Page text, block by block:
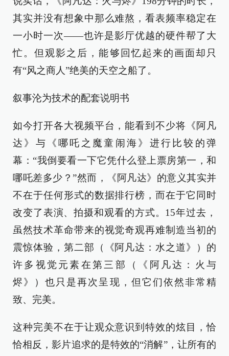
其实并没有想象中那么难熬，看表频率稳定在
一小时一次——也许是影厅优越的硬件帮了大
忙。但观影之后，能够回忆起来的画面却只
有“风之商人”绝美的天空之船了。
叙事沦为技术的配套说明书
如今打开各大视频平台，能看到不少将《阿凡
达》与《哪吒之魔童闹海》进行比较的弹
幕：“我倒要看一下它凭什么登上票房第一，和
哪吒差多少？”然而，《阿凡达》的意义其实并
不在于任何形式的数据排行榜，而在于它同时
改变了表演、拍摄和观看的方式。15年过去，
虽然技术革命带来的视觉奇观再难制造当初的
震惊体验，第二部（《阿凡达：水之道》）的
许多视觉元素在第三部（《阿凡达：火与
烬》）也只是再次呈现，但它们依然非常精
致、完美。
这种完美不在于让观众意识到特效的炫目，恰
恰相反，影片追求的是特效的“消解”，让所有的